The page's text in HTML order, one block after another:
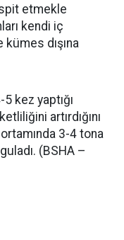
etmekle
kendi iç
dışına
kez yaptığı
artırdığını
3-4 tona
(BSHA –